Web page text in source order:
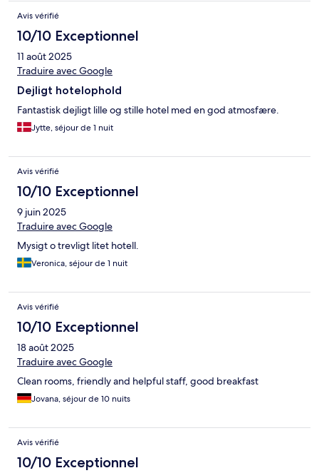
Avis vérifié
10/10 Exceptionnel
11 août 2025
Traduire avec Google
Dejligt hotelophold
Fantastisk dejligt lille og stille hotel med en god atmosfære.
Jytte, séjour de 1 nuit
Avis vérifié
10/10 Exceptionnel
9 juin 2025
Traduire avec Google
Mysigt o trevligt litet hotell.
Veronica, séjour de 1 nuit
Avis vérifié
10/10 Exceptionnel
18 août 2025
Traduire avec Google
Clean rooms, friendly and helpful staff, good breakfast
Jovana, séjour de 10 nuits
Avis vérifié
10/10 Exceptionnel